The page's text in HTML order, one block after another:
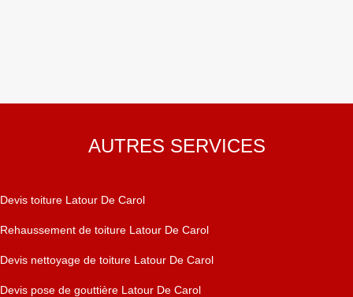
AUTRES SERVICES
Devis toiture Latour De Carol
Rehaussement de toiture Latour De Carol
Devis nettoyage de toiture Latour De Carol
Devis pose de gouttière Latour De Carol